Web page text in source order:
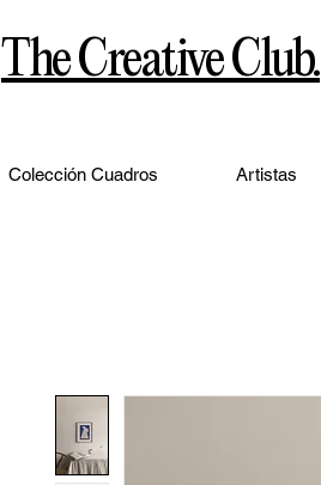
The Creative Club.
Colección Cuadros Artistas